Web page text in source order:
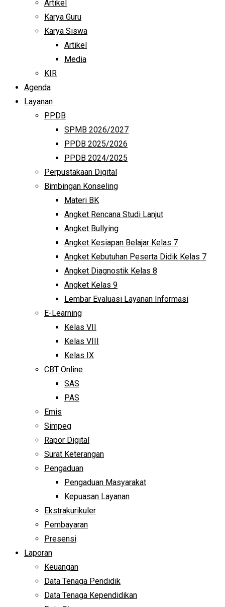
Artikel
Karya Guru
Karya Siswa
Artikel
Media
KIR
Agenda
Layanan
PPDB
SPMB 2026/2027
PPDB 2025/2026
PPDB 2024/2025
Perpustakaan Digital
Bimbingan Konseling
Materi BK
Angket Rencana Studi Lanjut
Angket Bullying
Angket Kesiapan Belajar Kelas 7
Angket Kebutuhan Peserta Didik Kelas 7
Angket Diagnostik Kelas 8
Angket Kelas 9
Lembar Evaluasi Layanan Informasi
E-Learning
Kelas VII
Kelas VIII
Kelas IX
CBT Online
SAS
PAS
Emis
Simpeg
Rapor Digital
Surat Keterangan
Pengaduan
Pengaduan Masyarakat
Kepuasan Layanan
Ekstrakurikuler
Pembayaran
Presensi
Laporan
Keuangan
Data Tenaga Pendidik
Data Tenaga Kependidikan